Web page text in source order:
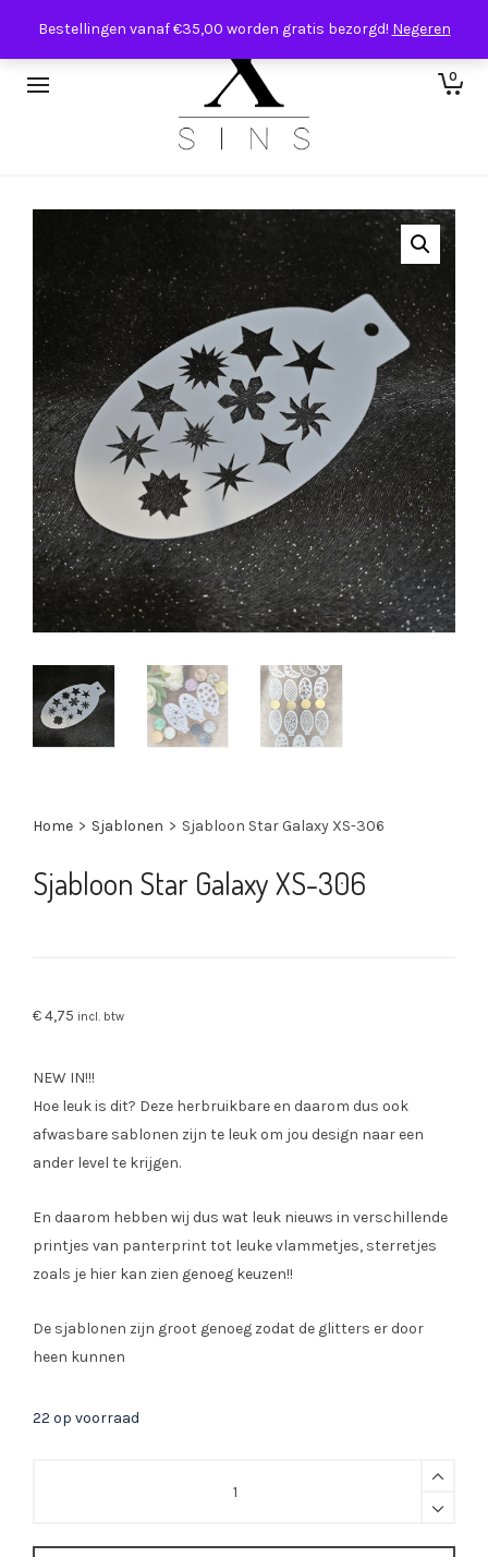
Bestellingen vanaf €35,00 worden gratis bezorgd! Negeren
0
Home > Sjablonen > Sjabloon Star Galaxy XS-306
Sjabloon Star Galaxy XS-306
€4,75 incl. btw
NEW IN!!!
Hoe leuk is dit? Deze herbruikbare en daarom dus ook
afwasbare sablonen zijn te leuk om jou design naar een
ander level te krijgen.
En daarom hebben wij dus wat leuk nieuws in verschillende
printjes van panterprint tot leuke vlammetjes, sterretjes
zoals je hier kan zien genoeg keuzen!!
De sjablonen zijn groot genoeg zodat de glitters er door
heen kunnen
22 op voorraad